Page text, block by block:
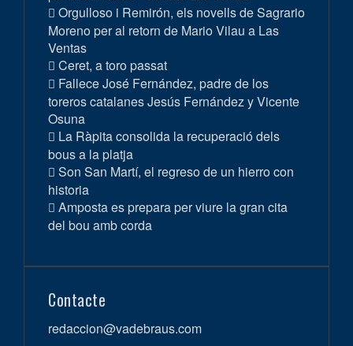
Orgulloso i Remirón, els novells de Sagrario
Moreno per al retorn de Mario Vilau a Las
Ventas
Ceret, a toro passat
Fallece José Fernández, padre de los
toreros catalanes Jesús Fernández y Vicente
Osuna
La Ràpita consolida la recuperació dels
bous a la platja
Son San Martí, el regreso de un hierro con
historia
Amposta es prepara per viure la gran cita
del bou amb corda
Contacte
redaccion@vadebraus.com